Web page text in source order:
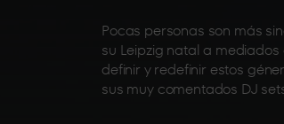
Pocas personas son más
su Leipzig natal a
definir y redefinir estos
sus muy comentados DJ